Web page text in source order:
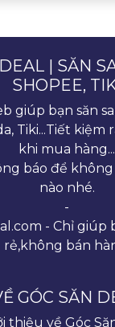
| SĂN
SHOPEE,
giúp bạn săn
Tiki...Tiết
khi mua hàng...
báo để
nào nhé.
-
- Chỉ giúp
rẻ,không bán
GÓC SĂN
thiệu về Góc